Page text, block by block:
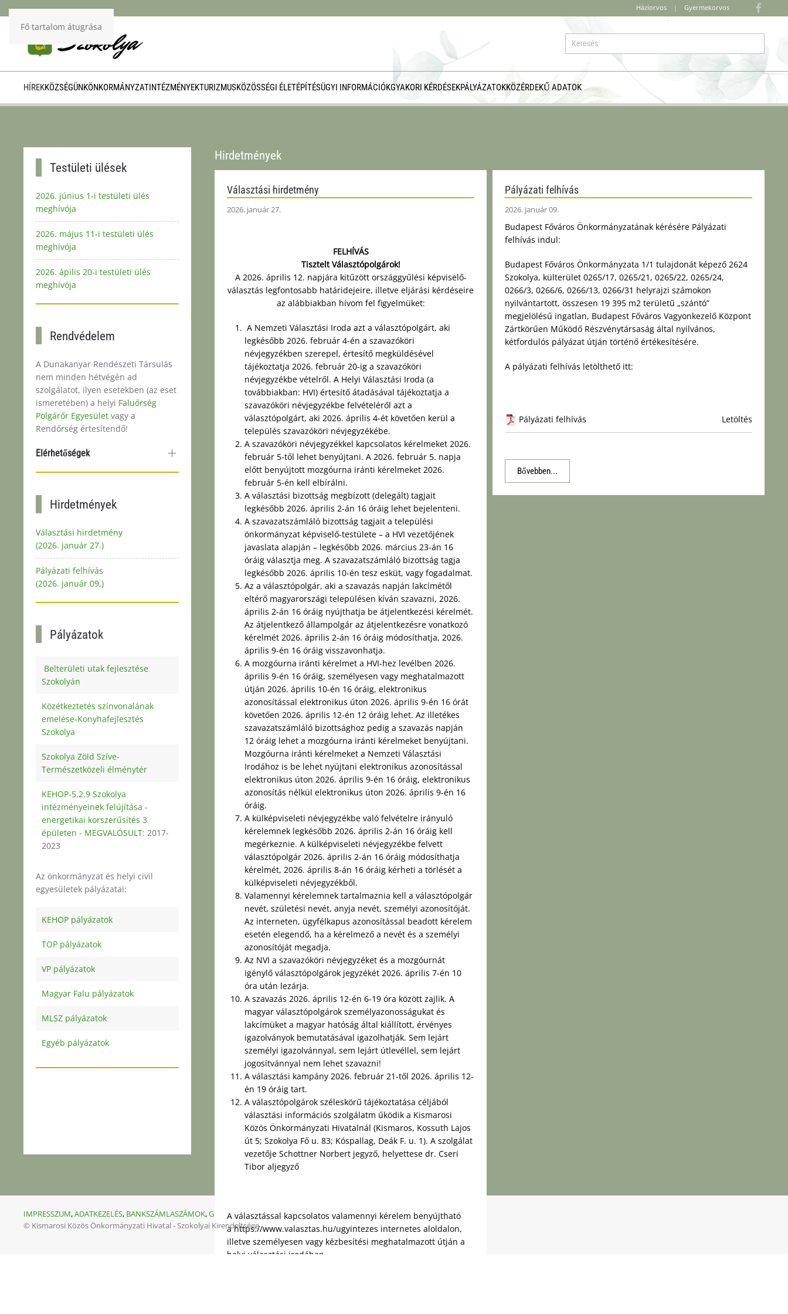
Fő tartalom átugrása
Háziorvos |Gyermekorvos
HÍREKKÖZSÉGÜNKÖNKORMÁNYZATINTÉZMÉNYEKTURIZMUSKÖZÖSSÉGI ÉLETÉPÍTÉSÜGYI INFORMÁCIÓKGYAKORI KÉRDÉSEKPÁLYÁZATOKKÖZÉRDEKŰ ADATOK
Hirdetmények
Választási hirdetmény
2026. január 27.
FELHÍVÁS
Tisztelt Választópolgárok!
A 2026. április 12. napjára kitűzött országgyűlési képviselő-
választás legfontosabb határidejeire, illetve eljárási kérdéseire
az alábbiakban hívom fel figyelmüket:
A Nemzeti Választási Iroda azt a választópolgárt, aki
legkésőbb 2026. február 4-én a szavazóköri
névjegyzékben szerepel, értesítő megküldésével
tájékoztatja 2026. február 20-ig a szavazóköri
névjegyzékbe vételről. A Helyi Választási Iroda (a
továbbiakban: HVI) értesítő átadásával tájékoztatja a
szavazóköri névjegyzékbe felvételéről azt a
választópolgárt, aki 2026. április 4-ét követően kerül a
település szavazóköri névjegyzékébe.
A szavazóköri névjegyzékkel kapcsolatos kérelmeket 2026.
február 5-től lehet benyújtani. A 2026. február 5. napja
előtt benyújtott mozgóurna iránti kérelmeket 2026.
február 5-én kell elbírálni.
A választási bizottság megbízott (delegált) tagjait
legkésőbb 2026. április 2-án 16 óráig lehet bejelenteni.
A szavazatszámláló bizottság tagjait a települési
önkormányzat képviselő-testülete – a HVI vezetőjének
javaslata alapján – legkésőbb 2026. március 23-án 16
óráig választja meg. A szavazatszámláló bizottság tagja
legkésőbb 2026. április 10-én tesz esküt, vagy fogadalmat.
Az a választópolgár, aki a szavazás napján lakcímétől
eltérő magyarországi településen kíván szavazni, 2026.
április 2-án 16 óráig nyújthatja be átjelentkezési kérelmét.
Az átjelentkező állampolgár az átjelentkezésre vonatkozó
kérelmét 2026. április 2-án 16 óráig módosíthatja, 2026.
április 9-én 16 óráig visszavonhatja.
A mozgóurna iránti kérelmet a HVI-hez levélben 2026.
április 9-én 16 óráig, személyesen vagy meghatalmazott
útján 2026. április 10-én 16 óráig, elektronikus
azonosítással elektronikus úton 2026. április 9-én 16 órát
követően 2026. április 12-én 12 óráig lehet. Az illetékes
szavazatszámláló bizottsághoz pedig a szavazás napján
12 óráig lehet a mozgóurna iránti kérelmeket benyújtani.
Mozgóurna iránti kérelmeket a Nemzeti Választási
Irodához is be lehet nyújtani elektronikus azonosítással
elektronikus úton 2026. április 9-én 16 óráig, elektronikus
azonosítás nélkül elektronikus úton 2026. április 9-én 16
óráig.
A külképviseleti névjegyzékbe való felvételre irányuló
kérelemnek legkésőbb 2026. április 2-án 16 óráig kell
megérkeznie. A külképviseleti névjegyzékbe felvett
választópolgár 2026. április 2-án 16 óráig módosíthatja
kérelmét, 2026. április 8-án 16 óráig kérheti a törlését a
külképviseleti névjegyzékből.
Valamennyi kérelemnek tartalmaznia kell a választópolgár
nevét, születési nevét, anyja nevét, személyi azonosítóját.
Az interneten, ügyfélkapus azonosítással beadott kérelem
esetén elegendő, ha a kérelmező a nevét és a személyi
azonosítóját megadja.
Az NVI a szavazóköri névjegyzéket és a mozgóurnát
igénylő választópolgárok jegyzékét 2026. április 7-én 10
óra után lezárja.
A szavazás 2026. április 12-én 6-19 óra között zajlik. A
magyar választópolgárok személyazonosságukat és
lakcímüket a magyar hatóság által kiállított, érvényes
igazolványok bemutatásával igazolhatják. Sem lejárt
személyi igazolvánnyal, sem lejárt útlevéllel, sem lejárt
jogosítvánnyal nem lehet szavazni!
A választási kampány 2026. február 21-től 2026. április 12-
én 19 óráig tart.
A választópolgárok széleskörű tájékoztatása céljából
választási információs szolgálatm űködik a Kismarosi
Közös Önkormányzati Hivatalnál (Kismaros, Kossuth Lajos
út 5; Szokolya Fő u. 83; Kóspallag, Deák F. u. 1). A szolgálat
vezetője Schottner Norbert jegyző, helyettese dr. Cseri
Tibor aljegyző
A választással kapcsolatos valamennyi kérelem benyújtható
a https://www.valasztas.hu/ugyintezes internetes aloldalon,
illetve személyesen vagy kézbesítési meghatalmazott útján a
helyi választási irodában.
Pályázati felhívás
2026. január 09.
Budapest Főváros Önkormányzatának kérésére Pályázati
felhívás indul:
Budapest Főváros Önkormányzata 1/1 tulajdonát képező 2624
Szokolya, külterület 0265/17, 0265/21, 0265/22, 0265/24,
0266/3, 0266/6, 0266/13, 0266/31 helyrajzi számokon
nyilvántartott, összesen 19 395 m2 területű „szántó”
megjelölésű ingatlan, Budapest Főváros Vagyonkezelő Központ
Zártkörűen Működő Részvénytársaság által nyilvános,
kétfordulós pályázat útján történő értékesítésére.
A pályázati felhívás letölthető itt:
Pályázati felhívás Letöltés
Bővebben...
Testületi ülések
2026. június 1-i testületi ülés
meghívója
2026. május 11-i testületi ülés
meghívója
2026. ápilis 20-i testületi ülés
meghívója
Rendvédelem
A Dunakanyar Rendészeti Társulás
nem minden hétvégén ad
szolgálatot, ilyen esetekben (az eset
ismeretében) a helyi Faluőrség
Polgárőr Egyesület vagy a
Rendőrség értesítendő!
Elérhetőségek
Hirdetmények
Választási hirdetmény
(2026. január 27.)
Pályázati felhívás
(2026. január 09.)
Pályázatok
Belterületi utak fejlesztése
Szokolyán
Közétkeztetés színvonalának
emelése-Konyhafejlesztés
Szokolya
Szokolya Zöld Szíve-
Természetközeli élménytér
KEHOP-5.2.9 Szokolya
intézményeinek felújítása -
energetikai korszerűsítés 3
épületen - MEGVALÓSULT: 2017-
2023
Az önkormányzat és helyi civil
egyesületek pályázatai:
KEHOP pályázatok
TOP pályázatok
VP pályázatok
Magyar Falu pályázatok
MLSZ pályázatok
Egyéb pályázatok
IMPRESSZUM,ADATKEZELÉS, BANKSZÁMLASZÁMOK,GDPR
© Kismarosi Közös Önkormányzati Hivatal - Szokolyai Kirendeltsége